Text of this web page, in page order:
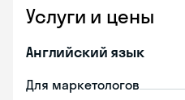
Услуги и цены
Английский язык
Для маркетологов